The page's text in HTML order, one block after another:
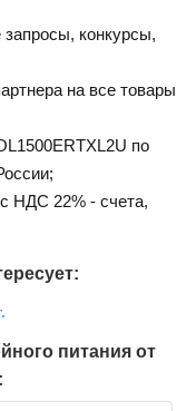
конкурсы,
на все товары
по
НДС 22% - счета,
питания от